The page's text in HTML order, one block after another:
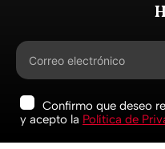
Confirmo que deseo
y acepto la Política de